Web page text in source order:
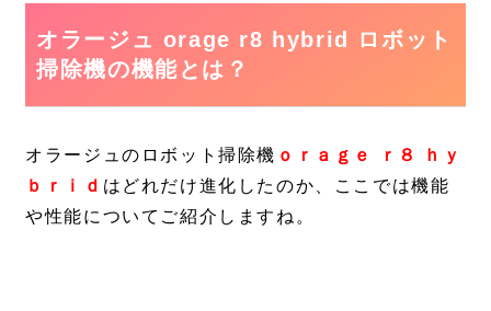
オラージュ orage r8 hybrid ロボット
掃除機の機能とは？
オラージュのロボット掃除機 ｏｒａｇｅ ｒ８ ｈｙ
ｂｒｉｄ はどれだけ進化したのか、ここでは機能
や性能についてご紹介しますね。